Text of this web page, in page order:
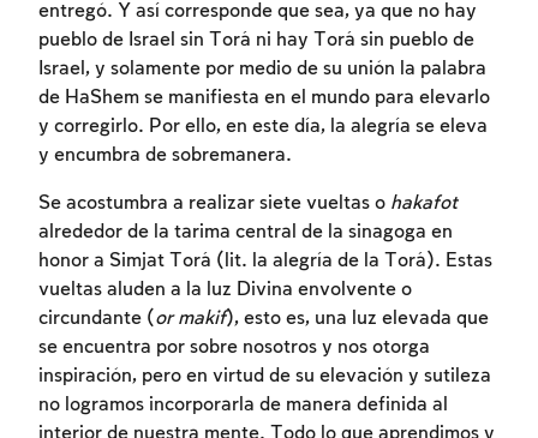
entregó. Y así corresponde que sea, ya que no hay
pueblo de Israel sin Torá ni hay Torá sin pueblo de
Israel, y solamente por medio de su unión la palabra
de HaShem se manifiesta en el mundo para elevarlo
y corregirlo. Por ello, en este día, la alegría se eleva
y encumbra de sobremanera.
Se acostumbra a realizar siete vueltas o hakafot
alrededor de la tarima central de la sinagoga en
honor a Simjat Torá (lit. la alegría de la Torá). Estas
vueltas aluden a la luz Divina envolvente o
circundante (or makif), esto es, una luz elevada que
se encuentra por sobre nosotros y nos otorga
inspiración, pero en virtud de su elevación y sutileza
no logramos incorporarla de manera definida al
interior de nuestra mente. Todo lo que aprendimos y